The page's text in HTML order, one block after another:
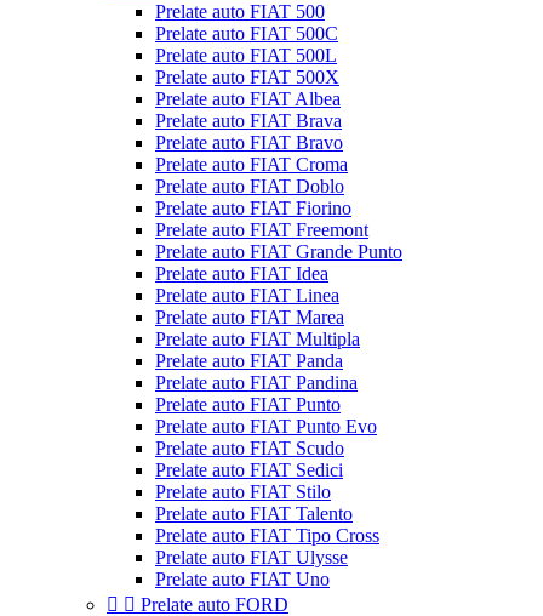
Prelate auto FIAT 500
Prelate auto FIAT 500C
Prelate auto FIAT 500L
Prelate auto FIAT 500X
Prelate auto FIAT Albea
Prelate auto FIAT Brava
Prelate auto FIAT Bravo
Prelate auto FIAT Croma
Prelate auto FIAT Doblo
Prelate auto FIAT Fiorino
Prelate auto FIAT Freemont
Prelate auto FIAT Grande Punto
Prelate auto FIAT Idea
Prelate auto FIAT Linea
Prelate auto FIAT Marea
Prelate auto FIAT Multipla
Prelate auto FIAT Panda
Prelate auto FIAT Pandina
Prelate auto FIAT Punto
Prelate auto FIAT Punto Evo
Prelate auto FIAT Scudo
Prelate auto FIAT Sedici
Prelate auto FIAT Stilo
Prelate auto FIAT Talento
Prelate auto FIAT Tipo Cross
Prelate auto FIAT Ulysse
Prelate auto FIAT Uno
  Prelate auto FORD